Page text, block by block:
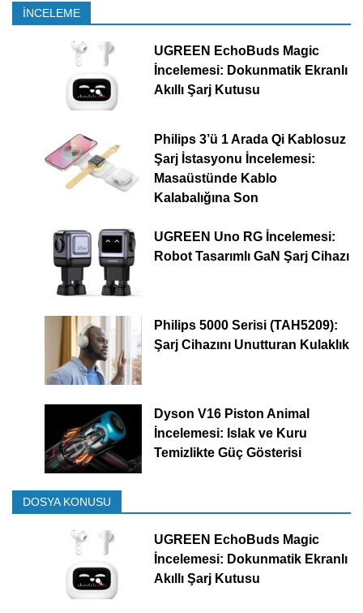
İNCELEME
UGREEN EchoBuds Magic
İncelemesi: Dokunmatik Ekranlı
Akıllı Şarj Kutusu
Philips 3’ü 1 Arada Qi Kablosuz
Şarj İstasyonu İncelemesi:
Masaüstünde Kablo
Kalabalığına Son
UGREEN Uno RG İncelemesi:
Robot Tasarımlı GaN Şarj Cihazı
Philips 5000 Serisi (TAH5209):
Şarj Cihazını Unutturan Kulaklık
Dyson V16 Piston Animal
İncelemesi: Islak ve Kuru
Temizlikte Güç Gösterisi
DOSYA KONUSU
UGREEN EchoBuds Magic
İncelemesi: Dokunmatik Ekranlı
Akıllı Şarj Kutusu